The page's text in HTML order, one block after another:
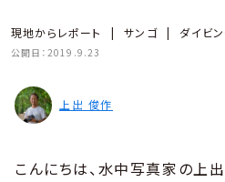
現地からレポート | サンゴ | ダイビ
公開日： 2019.9.23
上出 俊作
こんにちは、水中写真家の上出